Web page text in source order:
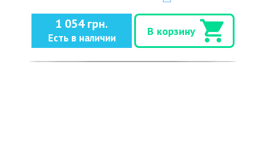
1 054 грн.
Есть в наличии
В корзину